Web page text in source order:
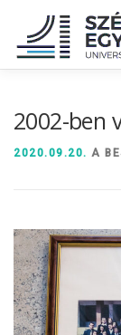
tartalomhoz
2002-ben
2020.09.20. A